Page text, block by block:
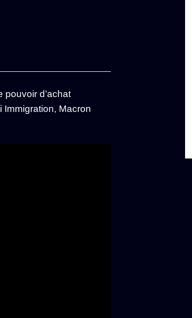
pouvoir d’achat
Immigration, Macron